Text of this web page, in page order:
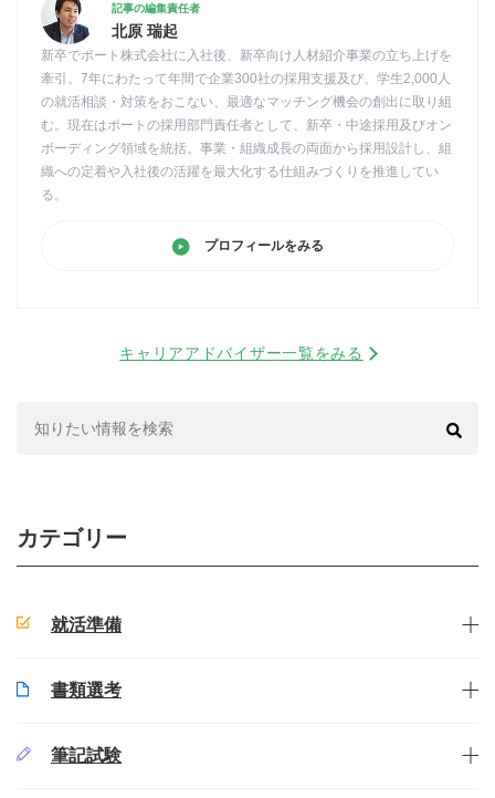
記事の編集責任者
北原 瑞起
新卒でポート株式会社に入社後、新卒向け人材紹介事業の立ち上げを
牽引。7年にわたって年間で企業300社の採用支援及び、学生2,000人
の就活相談・対策をおこない、最適なマッチング機会の創出に取り組
む。現在はポートの採用部門責任者として、新卒・中途採用及びオン
ボーディング領域を統括。事業・組織成長の両面から採用設計し、組
織への定着や入社後の活躍を最大化する仕組みづくりを推進してい
る。
プロフィールをみる
キャリアアドバイザー一覧をみる
カテゴリー
就活準備
書類選考
筆記試験